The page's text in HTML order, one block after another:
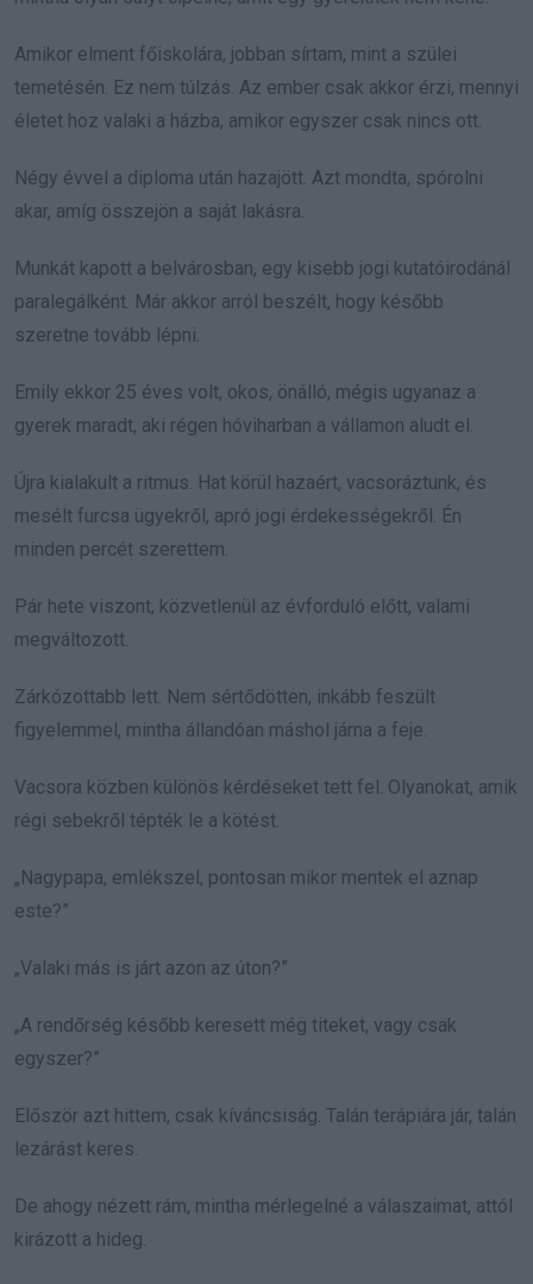
Amikor elment főiskolára, jobban sírtam, mint a szülei
temetésén. Ez nem túlzás. Az ember csak akkor érzi, mennyi
életet hoz valaki a házba, amikor egyszer csak nincs ott.
Négy évvel a diploma után hazajött. Azt mondta, spórolni
akar, amíg összejön a saját lakásra.
Munkát kapott a belvárosban, egy kisebb jogi kutatóirodánál
paralegálként. Már akkor arról beszélt, hogy később
szeretne tovább lépni.
Emily ekkor 25 éves volt, okos, önálló, mégis ugyanaz a
gyerek maradt, aki régen hóviharban a vállamon aludt el.
Újra kialakult a ritmus. Hat körül hazaért, vacsoráztunk, és
mesélt furcsa ügyekről, apró jogi érdekességekről. Én
minden percét szerettem.
Pár hete viszont, közvetlenül az évforduló előtt, valami
megváltozott.
Zárkózottabb lett. Nem sértődötten, inkább feszült
figyelemmel, mintha állandóan máshol járna a feje.
Vacsora közben különös kérdéseket tett fel. Olyanokat, amik
régi sebekről tépték le a kötést.
„Nagypapa, emlékszel, pontosan mikor mentek el aznap
este?”
„Valaki más is járt azon az úton?”
„A rendőrség később keresett még titeket, vagy csak
egyszer?”
Először azt hittem, csak kíváncsiság. Talán terápiára jár, talán
lezárást keres.
De ahogy nézett rám, mintha mérlegelné a válaszaimat, attól
kirázott a hideg.